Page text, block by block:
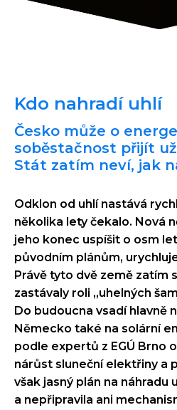
Kdo nahradí uhlí
Česko může o
soběstačnost přijít
Stát zatím neví, jak
Odklon od uhlí nastává
několika lety čekalo. Nová
jeho konec uspíšit o osm
původním plánům,
Právě tyto dvě země zatím
zastávaly roli „uhelných
Do budoucna vsadí hlavně
Německo také na solární
podle expertů z EGÚ Brno
nárůst sluneční elektřiny a
však jasný plán na náhradu
a nepřipravila ani